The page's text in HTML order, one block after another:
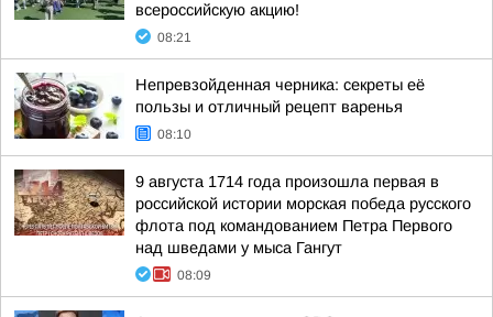
всероссийскую акцию!
08:21
Непревзойденная черника: секреты её
пользы и отличный рецепт варенья
08:10
9 августа 1714 года произошла первая в
российской истории морская победа русского
флота под командованием Петра Первого
над шведами у мыса Гангут
08:09